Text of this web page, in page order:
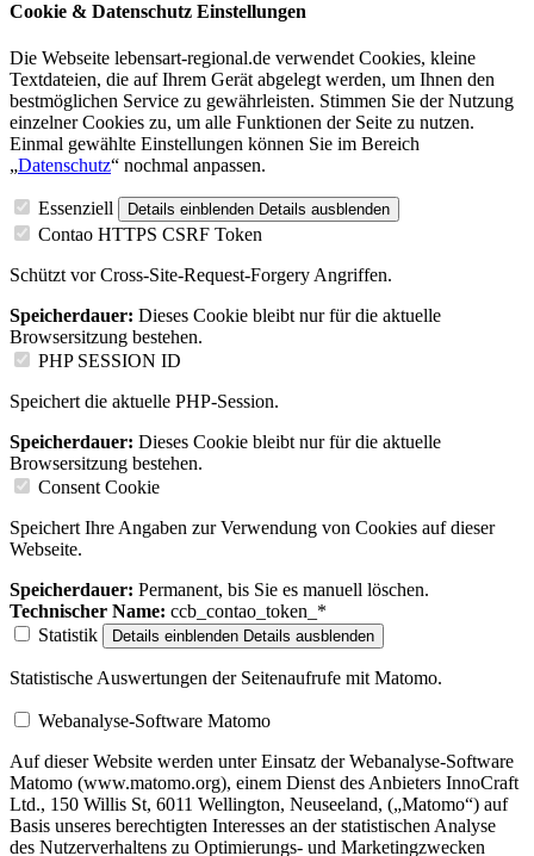
Cookie & Datenschutz Einstellungen
Die Webseite lebensart-regional.de verwendet Cookies, kleine
Textdateien, die auf Ihrem Gerät abgelegt werden, um Ihnen den
bestmöglichen Service zu gewährleisten. Stimmen Sie der Nutzung
einzelner Cookies zu, um alle Funktionen der Seite zu nutzen.
Einmal gewählte Einstellungen können Sie im Bereich
„Datenschutz“ nochmal anpassen.
Essenziell Details einblenden Details ausblenden
Contao HTTPS CSRF Token
Schützt vor Cross-Site-Request-Forgery Angriffen.
Speicherdauer: Dieses Cookie bleibt nur für die aktuelle
Browsersitzung bestehen.
PHP SESSION ID
Speichert die aktuelle PHP-Session.
Speicherdauer: Dieses Cookie bleibt nur für die aktuelle
Browsersitzung bestehen.
Consent Cookie
Speichert Ihre Angaben zur Verwendung von Cookies auf dieser
Webseite.
Speicherdauer: Permanent, bis Sie es manuell löschen.
Technischer Name: ccb_contao_token_*
Statistik
Details einblenden Details ausblenden
Statistische Auswertungen der Seitenaufrufe mit Matomo.
Webanalyse-Software Matomo
Auf dieser Website werden unter Einsatz der Webanalyse-Software
Matomo (www.matomo.org), einem Dienst des Anbieters InnoCraft
Ltd., 150 Willis St, 6011 Wellington, Neuseeland, („Matomo“) auf
Basis unseres berechtigten Interesses an der statistischen Analyse
des Nutzerverhaltens zu Optimierungs- und Marketingzwecken